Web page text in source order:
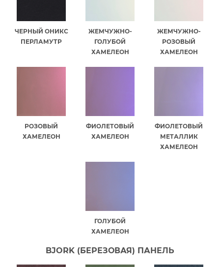
ЧЕРНЫЙ ОНИКС
ПЕРЛАМУТР
ЖЕМЧУЖНО-
ГОЛУБОЙ
ХАМЕЛЕОН
ЖЕМЧУЖНО-
РОЗОВЫЙ
ХАМЕЛЕОН
РОЗОВЫЙ
ХАМЕЛЕОН
ФИОЛЕТОВЫЙ
ХАМЕЛЕОН
ФИОЛЕТОВЫЙ
МЕТАЛЛИК
ХАМЕЛЕОН
ГОЛУБОЙ
ХАМЕЛЕОН
BJORK (БЕРЕЗОВАЯ) ПАНЕЛЬ